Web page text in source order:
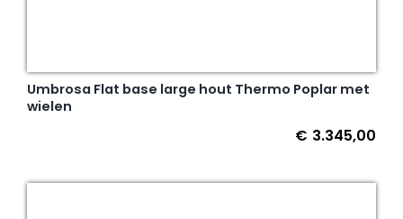
Umbrosa Flat base large hout Thermo Poplar met
wielen
€ 3.345,00